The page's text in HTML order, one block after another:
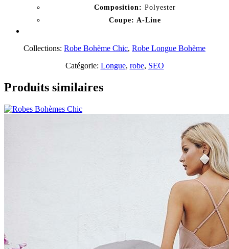
Composition: Polyester
Coupe: A-Line
Collections: Robe Bohème Chic, Robe Longue Bohème
Catégorie: Longue, robe, SEO
Produits similaires